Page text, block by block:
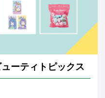
ーティトピックス